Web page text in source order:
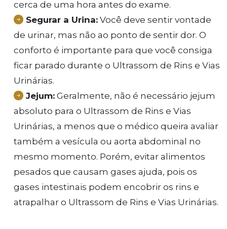
cerca de uma hora antes do exame.
Segurar a Urina: Você deve sentir vontade
de urinar, mas não ao ponto de sentir dor. O
conforto é importante para que você consiga
ficar parado durante o Ultrassom de Rins e Vias
Urinárias.
Jejum: Geralmente, não é necessário jejum
absoluto para o Ultrassom de Rins e Vias
Urinárias, a menos que o médico queira avaliar
também a vesícula ou aorta abdominal no
mesmo momento. Porém, evitar alimentos
pesados que causam gases ajuda, pois os
gases intestinais podem encobrir os rins e
atrapalhar o Ultrassom de Rins e Vias Urinárias.